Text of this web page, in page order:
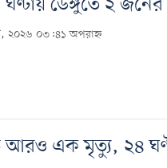
২০২৬ ০৩:৪১ অপরাহ্ন
আরও এক মৃত্যু, ২৪